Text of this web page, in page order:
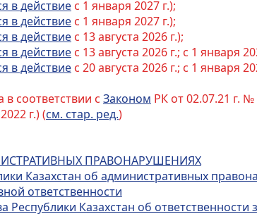
в действие с 1 января 2027 г.);
в действие с 1 января 2027 г.);
в действие с 13 августа 2026 г.);
в действие с 13 августа 2026 г.; с 1 января
в действие с 20 августа 2026 г.; с 1 января
соответствии с Законом РК от 02.07.21 г.
г.) (см. стар. ред.)
ПРАВОНАРУШЕНИЯХ
Казахстан об административных
ответственности
Республики Казахстан об